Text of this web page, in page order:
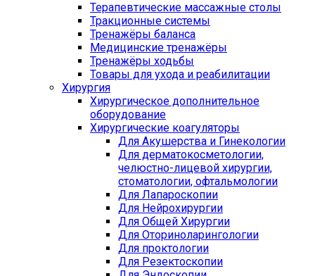
Терапевтические массажные столы
Тракционные системы
Тренажёры баланса
Медицинские тренажёры
Тренажёры ходьбы
Товары для ухода и реабилитации
Хирургия
Хирургическое дополнительное
оборудование
Хирургические коагуляторы
Для Акушерства и Гинекологии
Для дерматокосметологии,
челюстно-лицевой хирургии,
стоматологии, офтальмологии
Для Лапароскопии
Для Нейрохирургии
Для Общей Хирургии
Для Оториноларингологии
Для проктологии
Для Резектоскопии